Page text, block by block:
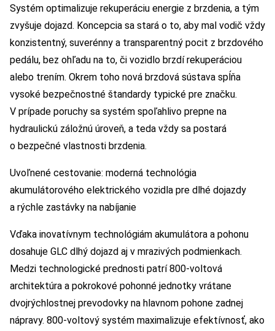
Systém optimalizuje rekuperáciu energie z brzdenia, a tým
zvyšuje dojazd. Koncepcia sa stará o to, aby mal vodič vždy
konzistentný, suverénny a transparentný pocit z brzdového
pedálu, bez ohľadu na to, či vozidlo brzdí rekuperáciou
alebo trením. Okrem toho nová brzdová sústava spĺňa
vysoké bezpečnostné štandardy typické pre značku.
V prípade poruchy sa systém spoľahlivo prepne na
hydraulickú záložnú úroveň, a teda vždy sa postará
o bezpečné vlastnosti brzdenia.
Uvoľnené cestovanie: moderná technológia
akumulátorového elektrického vozidla pre dlhé dojazdy
a rýchle zastávky na nabíjanie
Vďaka inovatívnym technológiám akumulátora a pohonu
dosahuje GLC dlhý dojazd aj v mrazivých podmienkach.
Medzi technologické prednosti patrí 800-voltová
architektúra a pokrokové pohonné jednotky vrátane
dvojrýchlostnej prevodovky na hlavnom pohone zadnej
nápravy. 800-voltový systém maximalizuje efektívnosť, ako